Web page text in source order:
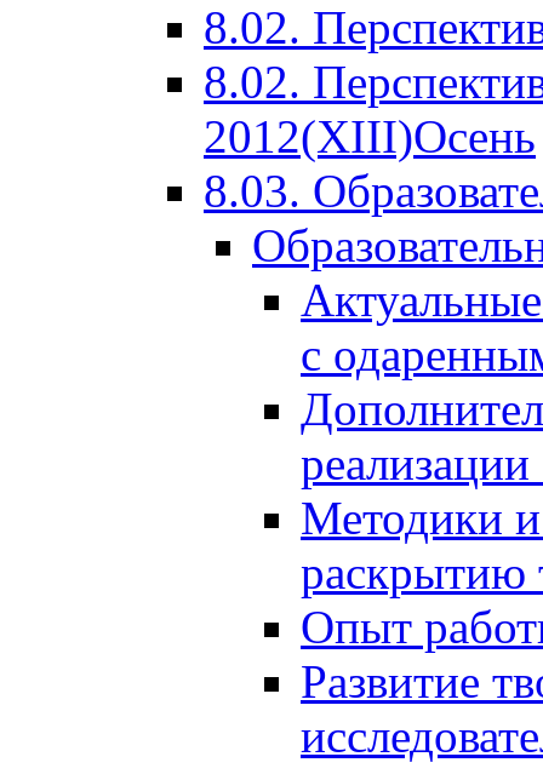
8.02.
8.02.
2012(XIII)Осень
8.03.
с
Методики
раскрытию
Опыт
Развитие